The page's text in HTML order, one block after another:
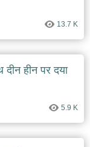
13.7 K
दीन हीन पर दया
5.9 K